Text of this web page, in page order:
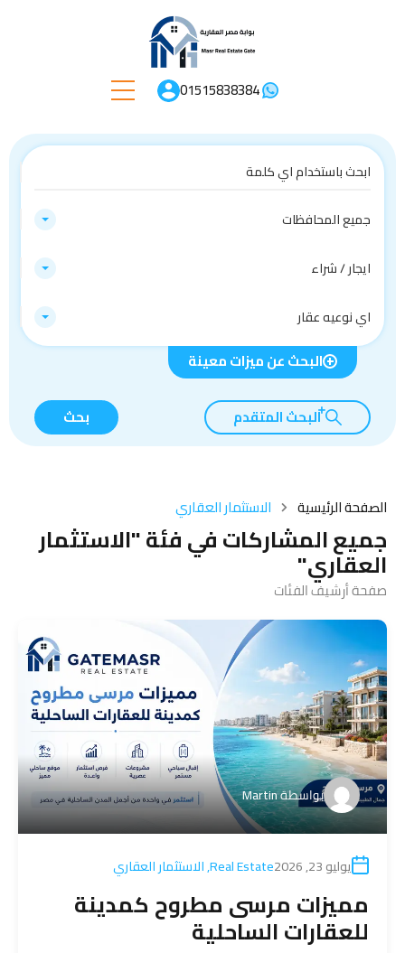
01515838384
جميع المحافظات
ايجار / شراء
اي نوعيه عقار
البحث عن ميزات معينة
البحث المتقدم بحث
الصفحة الرئيسية الاستثمار العقاري
جميع المشاركات في فئة "الاستثمار
العقاري"
صفحة أرشيف الفئات
بواسطةMartin
يوليو 23, 2026 Real Estate
,الاستثمار العقاري
مميزات مرسى مطروح كمدينة
للعقارات الساحلية